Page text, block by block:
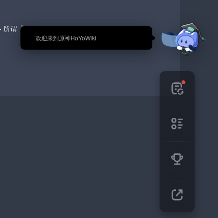
🎉 欢迎来到原神HoYoWiki
所谓「工作」